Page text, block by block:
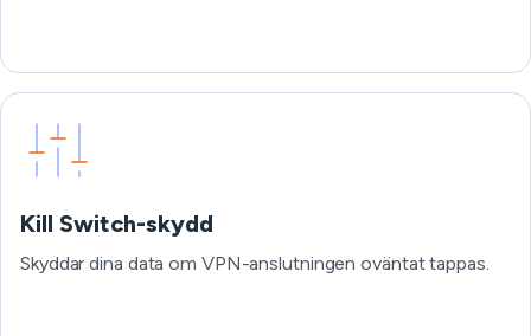
Kill Switch-skydd
Skyddar dina data om VPN-anslutningen oväntat tappas.